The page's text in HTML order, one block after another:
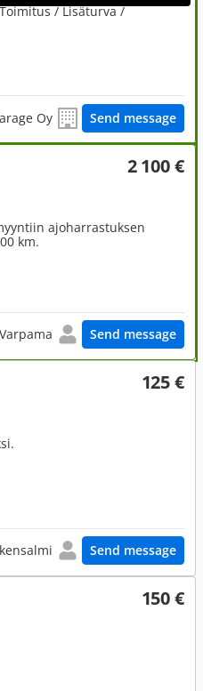
/ Lisäturva /
Oy Send message
2 100 €
ajoharrastuksen
km.
Send message
125 €
Send message
150 €